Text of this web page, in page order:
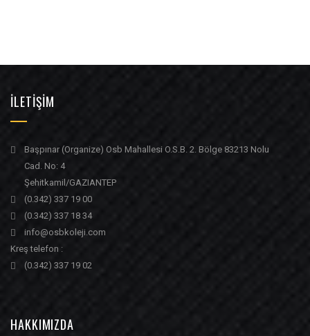
İLETİŞİM
Başpınar (Organize) Osb Mahallesi O.S.B. 2. Bölge 83213 Nolu
Cad. No: 4
Şehitkamil/GAZIANTEP
(0.342) 337 19 00
(0.342) 337 18 34
info@osbkoleji.com
Kreş telefon :
(0.342) 337 19 02
HAKKIMIZDA